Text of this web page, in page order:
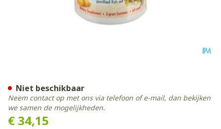
€ 34,15
Niet beschikbaar
Neem contact op met ons via telefoon of e-mail, dan bekijken
we samen de mogelijkheden.